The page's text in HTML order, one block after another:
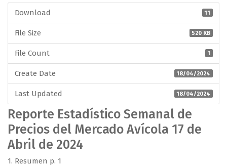
Download 11
File Size 520 KB
File Count 1
Create Date 18/04/2024
Last Updated 18/04/2024
Reporte Estadístico Semanal de
Precios del Mercado Avícola 17 de
Abril de 2024
1. Resumen p. 1